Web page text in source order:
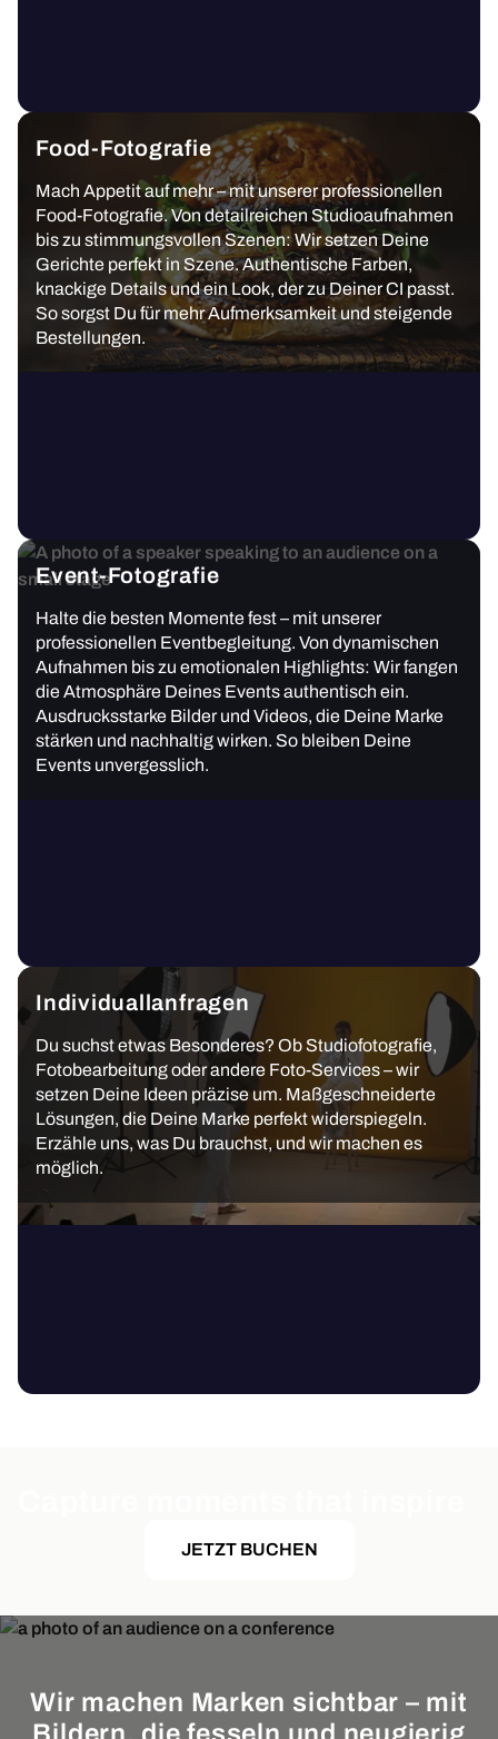
Food-Fotografie
Mach Appetit auf mehr – mit unserer professionellen
Food-Fotografie. Von detailreichen Studioaufnahmen
bis zu stimmungsvollen Szenen: Wir setzen Deine
Gerichte perfekt in Szene. Authentische Farben,
knackige Details und ein Look, der zu Deiner CI passt.
So sorgst Du für mehr Aufmerksamkeit und steigende
Bestellungen.
Event-Fotografie
Halte die besten Momente fest – mit unserer
professionellen Eventbegleitung. Von dynamischen
Aufnahmen bis zu emotionalen Highlights: Wir fangen
die Atmosphäre Deines Events authentisch ein.
Ausdrucksstarke Bilder und Videos, die Deine Marke
stärken und nachhaltig wirken. So bleiben Deine
Events unvergesslich.
Individuallanfragen
Du suchst etwas Besonderes? Ob Studiofotografie,
Fotobearbeitung oder andere Foto-Services – wir
setzen Deine Ideen präzise um. Maßgeschneiderte
Lösungen, die Deine Marke perfekt widerspiegeln.
Erzähle uns, was Du brauchst, und wir machen es
möglich.
JETZT BUCHEN
Wir machen Marken sichtbar – mit